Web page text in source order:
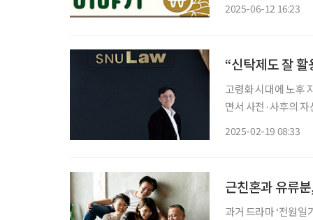
2025-06-12 16:23
“신탁제도 잘
고령화 시대에 노후
면서 사전·사후의
2025-02-19 08:33
근친혼과 유류
과거 드라마 ‘전원일